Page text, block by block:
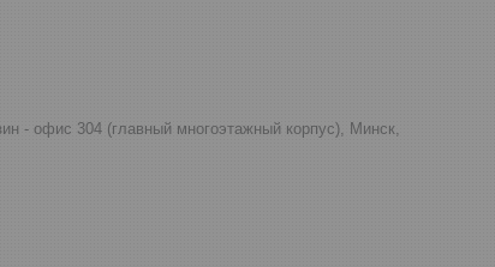
- офис 304 (главный многоэтажный корпус), Минск,